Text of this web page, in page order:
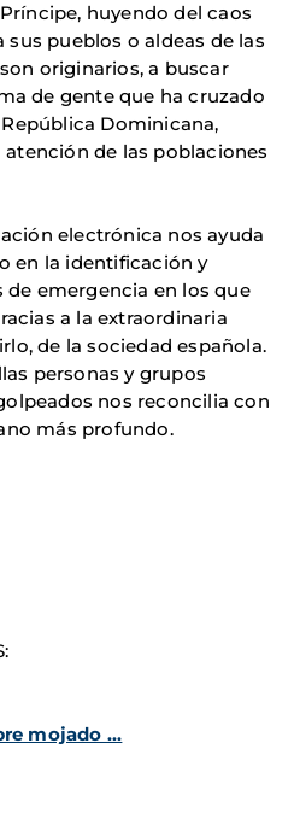
huyendo del caos
sus pueblos o aldeas de las
originarios, a buscar
de gente que ha cruzado
Dominicana,
de las poblaciones
electrónica nos ayuda
en la identificación y
emergencia en los que
a la extraordinaria
de la sociedad española.
personas y grupos
nos reconcilia con
más profundo.
mojado ...